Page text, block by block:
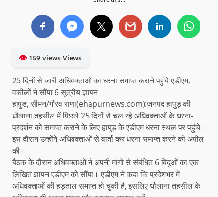
👁159 views Views
25 दिनों से जारी अधिवक्ताओं का धरना समाप्त कराने पहुंचे एडीएम,
वकीलों ने सौंपा 6 सूत्रीय ज्ञापन
हापुड, सीमन/गौरव राणा(ehapurnews.com):जनपद हापुड़ की
धौलाना तहसील में पिछले 25 दिनों से चल रहे अधिवक्ताओं के धरना-
प्रदर्शन को समाप्त कराने के लिए हापुड़ के एडीएम धरना स्थल पर पहुंचे।
इस दौरान उन्होंने अधिवक्ताओं से वार्ता कर धरना समाप्त करने की अपील
की।
बैठक के दौरान अधिवक्ताओं ने अपनी मांगों से संबंधित 6 बिंदुओं का एक
लिखित ज्ञापन एडीएम को सौंपा। एडीएम ने कहा कि प्रदेशभर में
अधिवक्ताओं की हड़ताल समाप्त हो चुकी है, इसलिए धौलाना तहसील के